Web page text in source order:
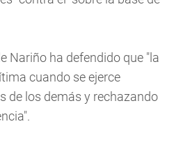
Nariño ha defendido que "la
cuando se ejerce
de los demás y rechazando